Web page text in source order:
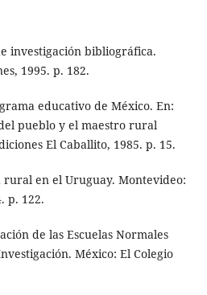
investigación bibliográfica.
1995. p. 182.
educativo de México. En:
pueblo y el maestro rural
El Caballito, 1985. p. 15.
rural en el Uruguay. Montevideo:
p. 122.
de las Escuelas Normales
México: El Colegio